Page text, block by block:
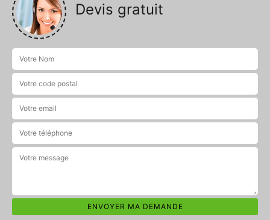
Devis gratuit